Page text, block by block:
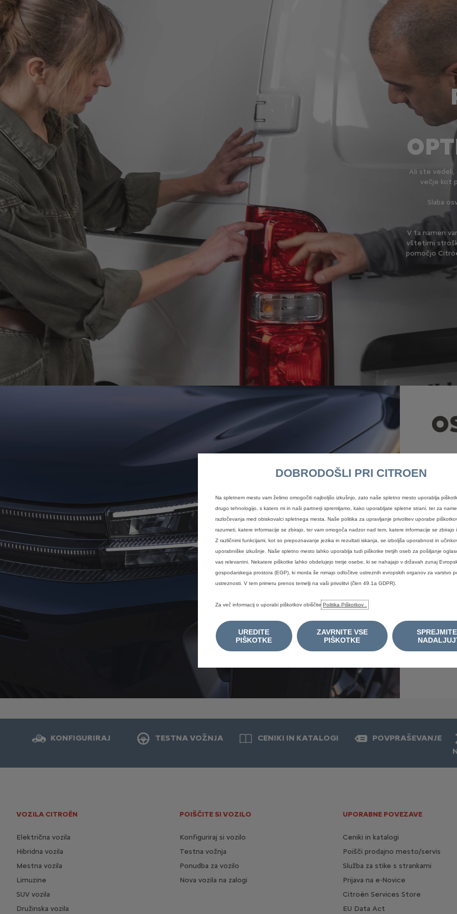
Ali ste
večje kot
Slaba
V ta namen
vštetimi
pomočjo
(vse 3
Če
Tudi
vozil
so iz
Če
se
vam
Če
KONFIGURIRAJ TESTNA VOŽNJA CENIKI IN KATALOGI
POVPRAŠEVANJE
VOZILA CITROËN
Električna vozila
Hibridna vozila
Mestna vozila
Limuzine
SUV vozila
Družinska vozila
POIŠČITE SI VOZILO
Konfiguriraj si vozilo
Testna vožnja
Ponudba za vozilo
Nova vozila na zalogi
UPORABNE POVEZAVE
Ceniki in katalogi
Poišči prodajno mesto/servis
Služba za stike s strankami
Prijava na e-Novice
Citroën Services Store
EU Data Act
DOBRODOŠLI PRI CITROEN
Na spletnem mestu vam želimo omogočiti najboljšo izkušnjo, zato naše spletno mesto uporablja
drugo tehnologijo, s katero mi in naši partnerji spremljamo, kako uporabljate spletne strani, ter za
razločevanja med obiskovalci spletnega mesta. Naše politika za upravljanje privolitev uporabe
razumeti, katere informacije se zbirajo, ter vam omogoča nadzor nad tem, katere informacije se zbirajo
Z različnimi funkcijami, kot so prepoznavanje jezika in rezultati iskanja, se izboljša uporabnost in
uporabniške izkušnje. Naše spletno mesto lahko uporablja tudi piškotke tretjih oseb za pošiljanje
vas relevantni. Nekatere piškotke lahko obdelujejo tretje osebe, ki se nahajajo v državah zunaj
gospodarskega prostora (EGP), ki morda še nimajo odločitve ustreznih evropskih organov za varstvo
ustreznosti. V tem primeru prenos temelji na vaši privolitvi (člen 49.1a GDPR).
Za več informacij o uporabi piškotkov obiščite Politika Piškotkov .
UREDITE
PIŠKOTKE
ZAVRNITE VSE
PIŠKOTKE